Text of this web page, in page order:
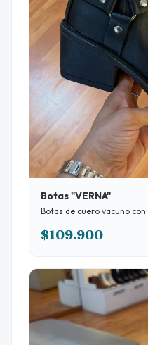
Botas "VERNA"
Botas de cuero vacuno
$109.900